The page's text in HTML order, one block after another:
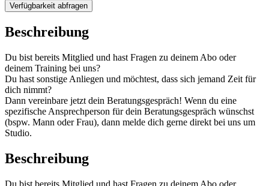
Verfügbarkeit abfragen
Beschreibung
Du bist bereits Mitglied und hast Fragen zu deinem Abo oder
deinem Training bei uns?
Du hast sonstige Anliegen und möchtest, dass sich jemand Zeit für
dich nimmt?
Dann vereinbare jetzt dein Beratungsgespräch! Wenn du eine
spezifische Ansprechperson für dein Beratungsgespräch wünschst
(bspw. Mann oder Frau), dann melde dich gerne direkt bei uns um
Studio.
Beschreibung
Du bist bereits Mitglied und hast Fragen zu deinem Abo oder